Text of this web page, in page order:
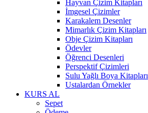
Hayvan Çizim Kitapları
İmgesel Çizimler
Karakalem Desenler
Mimarlık Çizim Kitapları
Obje Çizim Kitapları
Ödevler
Öğrenci Desenleri
Perspektif Çizimleri
Sulu Yağlı Boya Kitapları
Ustalardan Örnekler
KURS AL
Sepet